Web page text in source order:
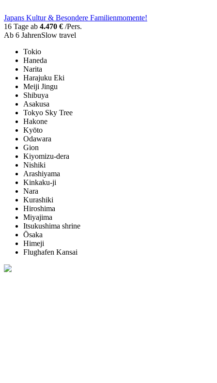
Japans Kultur & Besondere Familienmomente!
16 Tage ab 4.470 € /Pers.
Ab 6 JahrenSlow travel
Tokio
Haneda
Narita
Harajuku Eki
Meiji Jingu
Shibuya
Asakusa
Tokyo Sky Tree
Hakone
Kyōto
Odawara
Gion
Kiyomizu-dera
Nishiki
Arashiyama
Kinkaku-ji
Nara
Kurashiki
Hiroshima
Miyajima
Itsukushima shrine
Ōsaka
Himeji
Flughafen Kansai